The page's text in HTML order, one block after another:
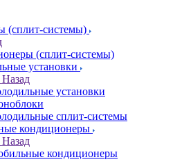
(сплит-системы)
(сплит-системы)
установки
Назад
установки
сплит-системы
кондиционеры
Назад
кондиционеры